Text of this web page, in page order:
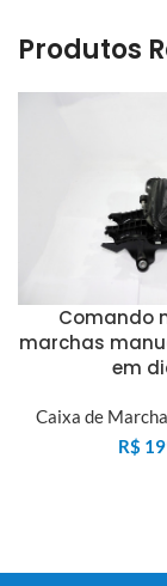
Produtos
Comando
marchas
em
Caixa de
R$